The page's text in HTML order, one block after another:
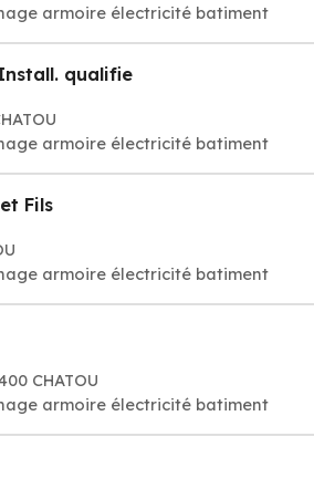
armoire électricité batiment
qualifie
armoire électricité batiment
Fils
armoire électricité batiment
CHATOU
armoire électricité batiment